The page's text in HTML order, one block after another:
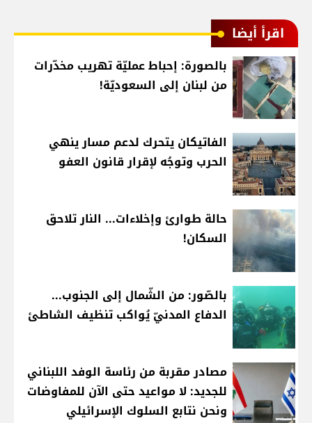
اقرأ أيضا
بالصورة: إحباط عمليّة تهريب مخدّرات
من لبنان إلى السعوديّة!
الفاتيكان يتحرك لدعم مسار ينهي
الحرب وتوجُه لإقرار قانون العفو
حالة طوارئ وإخلاءات... النار تلاحق
السكان!
بالصّور: من الشّمال إلى الجنوب...
الدفاع المدنيّ يُواكب تنظيف الشاطئ
مصادر مقربة من رئاسة الوفد اللبناني
للجديد: لا مواعيد حتى الآن للمفاوضات
ونحن نتابع السلوك الإسرائيلي